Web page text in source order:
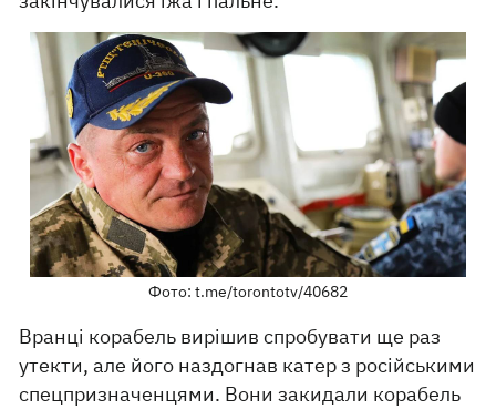
Фото: t.me/torontotv/40682
Вранці корабель вирішив спробувати ще раз
утекти, але його наздогнав катер з російськими
спецпризначенцями. Вони закидали корабель